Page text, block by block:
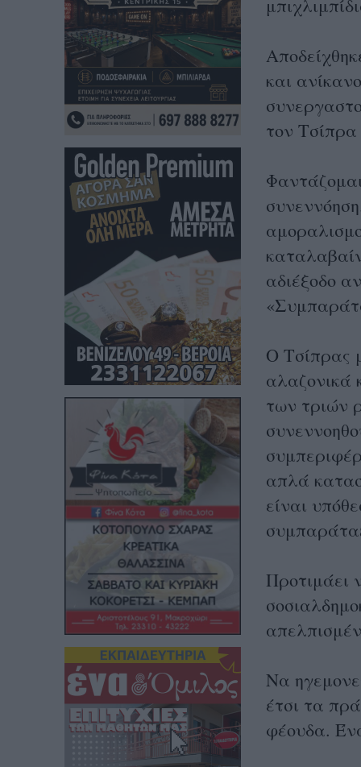
και
τον
αδιέξοδο
Ο Τσίπρας
αλαζονικά
των τριών
απλά
είναι
Προτιμάει
Να
έτσι τα
φέουδα.